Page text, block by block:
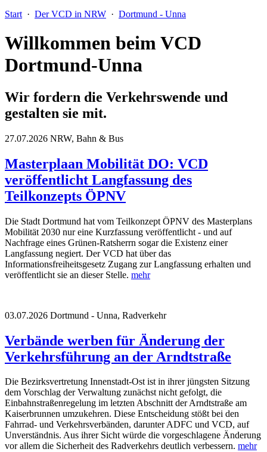
Start · Der VCD in NRW · Dortmund - Unna
Willkommen beim VCD
Dortmund-Unna
Wir fordern die Verkehrswende und
gestalten sie mit.
27.07.2026 NRW, Bahn & Bus
Masterplaan Mobilität DO: VCD
veröffentlicht Langfassung des
Teilkonzepts ÖPNV
Die Stadt Dortmund hat vom Teilkonzept ÖPNV des Masterplans
Mobilität 2030 nur eine Kurzfassung veröffentlicht - und auf
Nachfrage eines Grünen-Ratsherrn sogar die Existenz einer
Langfassung negiert. Der VCD hat über das
Informationsfreiheitsgesetz Zugang zur Langfassung erhalten und
veröffentlicht sie an dieser Stelle. mehr
03.07.2026 Dortmund - Unna, Radverkehr
Verbände werben für Änderung der
Verkehrsführung an der Arndtstraße
Die Bezirksvertretung Innenstadt-Ost ist in ihrer jüngsten Sitzung
dem Vorschlag der Verwaltung zunächst nicht gefolgt, die
Einbahnstraßenregelung im letzten Abschnitt der Arndtstraße am
Kaiserbrunnen umzukehren. Diese Entscheidung stößt bei den
Fahrrad- und Verkehrsverbänden, darunter ADFC und VCD, auf
Unverständnis. Aus ihrer Sicht würde die vorgeschlagene Änderung
vor allem die Sicherheit des Radverkehrs deutlich verbessern. mehr